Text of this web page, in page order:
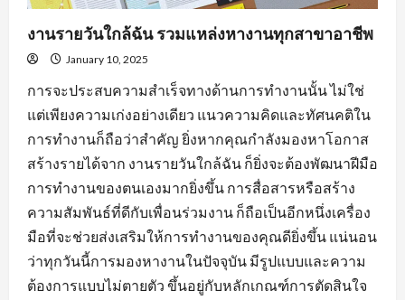
งานรายวันใกล้ฉัน รวมแหล่งหางานทุกสาขาอาชีพ
January 10, 2025
การจะประสบความสำเร็จทางด้านการทำงานนั้น ไม่ใช่
แต่เพียงความเก่งอย่างเดียว แนวความคิดและทัศนคติใน
การทำงานก็ถือว่าสำคัญ ยิ่งหากคุณกำลังมองหาโอกาส
สร้างรายได้จาก งานรายวันใกล้ฉัน ก็ยิ่งจะต้องพัฒนาฝีมือ
การทำงานของตนเองมากยิ่งขึ้น การสื่อสารหรือสร้าง
ความสัมพันธ์ที่ดีกับเพื่อนร่วมงาน ก็ถือเป็นอีกหนึ่งเครื่อง
มือที่จะช่วยส่งเสริมให้การทำงานของคุณดียิ่งขึ้น แน่นอน
ว่าทุกวันนี้การมองหางานในปัจจุบัน มีรูปแบบและความ
ต้องการแบบไม่ตายตัว ขึ้นอยู่กับหลักเกณฑ์การตัดสินใจ